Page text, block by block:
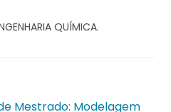
QUÍMICA.
Mestrado: Modelagem